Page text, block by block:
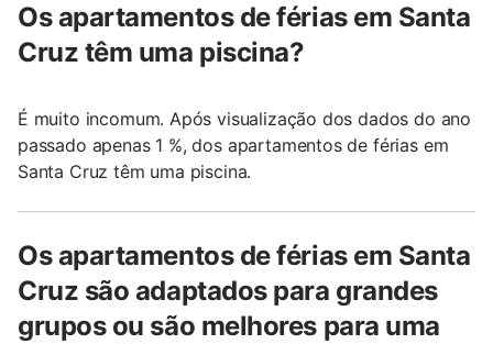
Os apartamentos de férias em Santa
Cruz têm uma piscina?
É muito incomum. Após visualização dos dados do ano
passado apenas 1 %, dos apartamentos de férias em
Santa Cruz têm uma piscina.
Os apartamentos de férias em Santa
Cruz são adaptados para grandes
grupos ou são melhores para uma